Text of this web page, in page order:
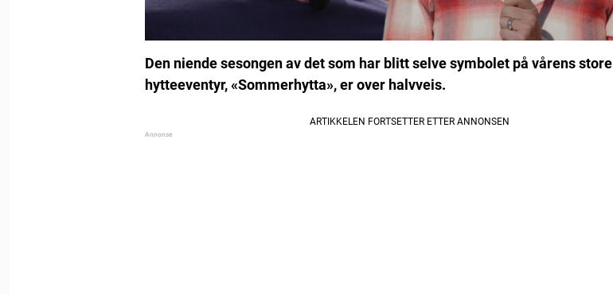
Den niende sesongen av det som har blitt selve symbolet på vårens store
hytteeventyr, «Sommerhytta», er over halvveis.